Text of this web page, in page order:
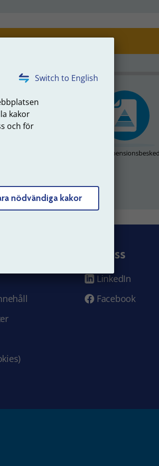
Switch to English
kakor
och för
nödvändiga kakor
Se dina pensionsbesked
Följ oss
LinkedIn
Facebook